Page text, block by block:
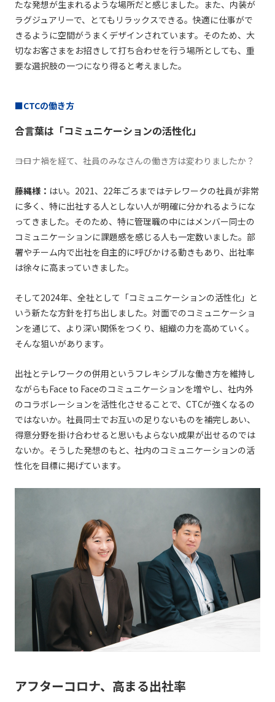
たな発想が生まれるような場所だと感じました。また、内装が
ラグジュアリーで、とてもリラックスできる。快適に仕事がで
きるように空間がうまくデザインされています。そのため、大
切なお客さまをお招きして打ち合わせを行う場所としても、重
要な選択肢の一つになり得ると考えました。
■CTCの働き方
合言葉は「コミュニケーションの活性化」
――コロナ禍を経て、社員のみなさんの働き方は変わりましたか？
藤縄様： はい。2021、22年ごろまではテレワークの社員が非常
に多く、特に出社する人としない人が明確に分かれるようにな
ってきました。そのため、特に管理職の中にはメンバー同士の
コミュニケーションに課題感を感じる人も一定数いました。部
署やチーム内で出社を自主的に呼びかける動きもあり、出社率
は徐々に高まっていきました。
そして2024年、全社として「コミュニケーションの活性化」と
いう新たな方針を打ち出しました。対面でのコミュニケーショ
ンを通じて、より深い関係をつくり、組織の力を高めていく。
そんな狙いがあります。
出社とテレワークの併用というフレキシブルな働き方を維持し
ながらもFace to Faceのコミュニケーションを増やし、社内外
のコラボレーションを活性化させることで、CTCが強くなるの
ではないか。社員同士でお互いの足りないものを補完しあい、
得意分野を掛け合わせると思いもよらない成果が出せるのでは
ないか。そうした発想のもと、社内のコミュニケーションの活
性化を目標に掲げています。
アフターコロナ、高まる出社率